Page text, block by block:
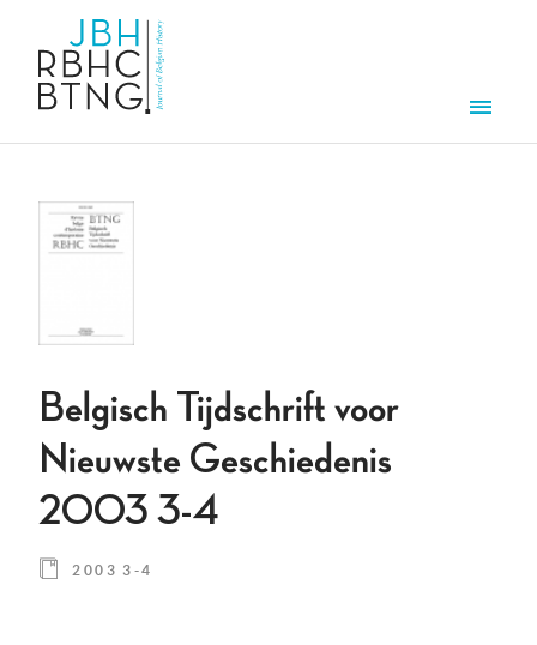
Belgisch Tijdschrift voor
Nieuwste Geschiedenis
2003 3-4
2003 3-4